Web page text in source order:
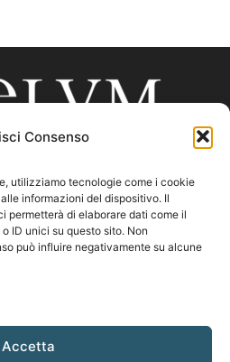
Consenso
utilizziamo tecnologie come i cookie
informazioni del dispositivo. Il
permetterà di elaborare dati come il
ID unici su questo sito. Non
può influire negativamente su alcune
Accetta
SIAMO